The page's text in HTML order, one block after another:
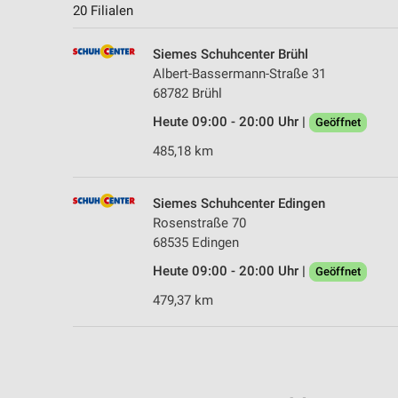
20 Filialen
Siemes Schuhcenter Brühl
Albert-Bassermann-Straße 31
68782 Brühl
Heute 09:00 - 20:00 Uhr |
Geöffnet
485,18 km
Siemes Schuhcenter Edingen
Rosenstraße 70
68535 Edingen
Heute 09:00 - 20:00 Uhr |
Geöffnet
479,37 km